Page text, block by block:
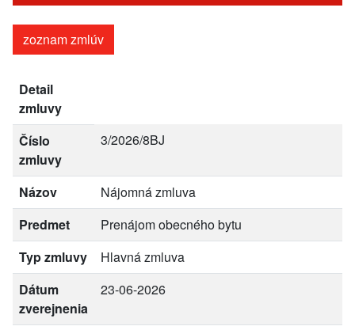
zoznam zmlúv
Detail
zmluvy
Číslo
zmluvy
3/2026/8BJ
Názov
Nájomná zmluva
Predmet
Prenájom obecného bytu
Typ zmluvy
Hlavná zmluva
Dátum
zverejnenia
23-06-2026